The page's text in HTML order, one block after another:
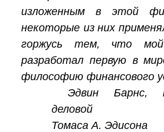
изложенным в этой
некоторые из них
горжусь тем, что мой
разработал первую в
философию финансового
Эдвин Барнс,
деловой
Томаса А. Эдисона